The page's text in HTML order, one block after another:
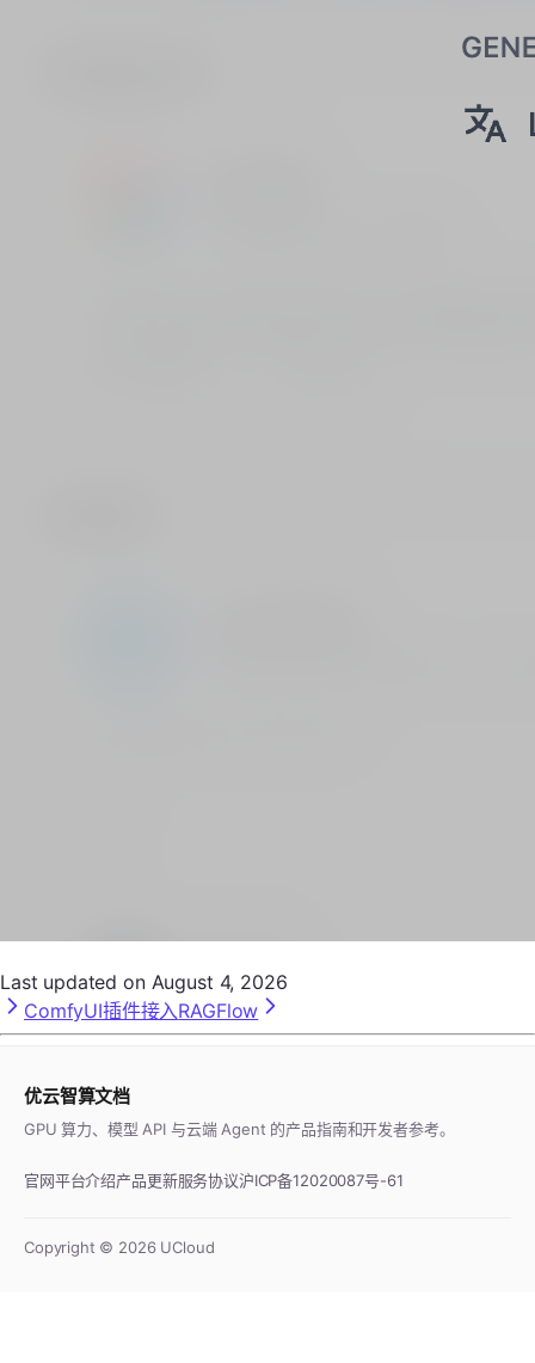
Last updated on August 4, 2026
ComfyUI插件接入RAGFlow
优云智算文档
GPU 算力、模型 API 与云端 Agent 的产品指南和开发者参考。
官网平台介绍产品更新服务协议沪ICP备12020087号-61
Copyright © 2026UCloud